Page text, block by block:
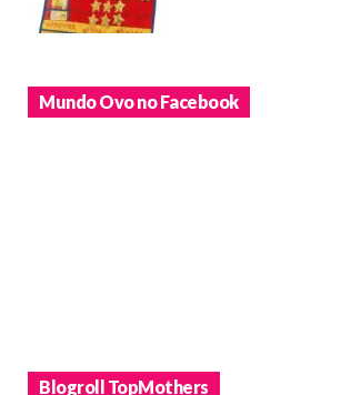
Mundo Ovo no Facebook
Blogroll TopMothers